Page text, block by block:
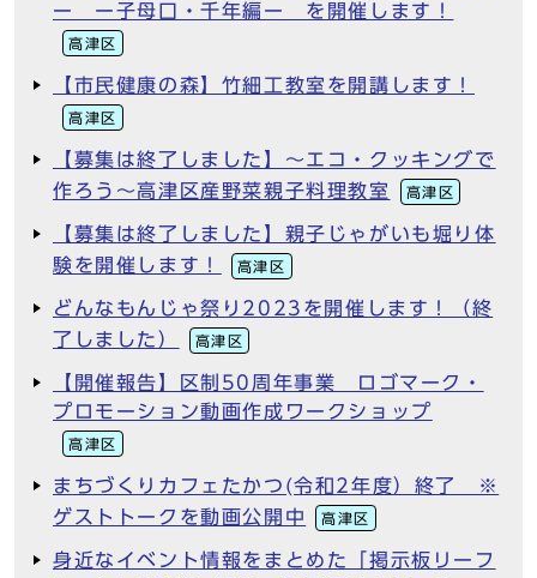
ー ー子母口・千年編ー を開催します！
高津区
【市民健康の森】竹細工教室を開講します！
高津区
【募集は終了しました】～エコ・クッキングで
作ろう～高津区産野菜親子料理教室
高津区
【募集は終了しました】親子じゃがいも堀り体
験を開催します！
高津区
どんなもんじゃ祭り2023を開催します！（終
了しました）
高津区
【開催報告】区制50周年事業 ロゴマーク・
プロモーション動画作成ワークショップ
高津区
まちづくりカフェたかつ(令和2年度）終了 ※
ゲストトークを動画公開中
高津区
身近なイベント情報をまとめた「掲示板リーフ